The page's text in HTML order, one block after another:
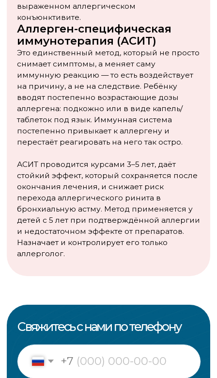
семьям рекомендуется особенно внимательно
следить за первыми симптомами и не затягивать
с обследованием.
Аллергия на животных — не приговор и не
причина навсегда отказаться от питомцев. Это
управляемое состояние, с которым можно жить
комфортно — при условии правильной
диагностики, грамотного лечения и здравого